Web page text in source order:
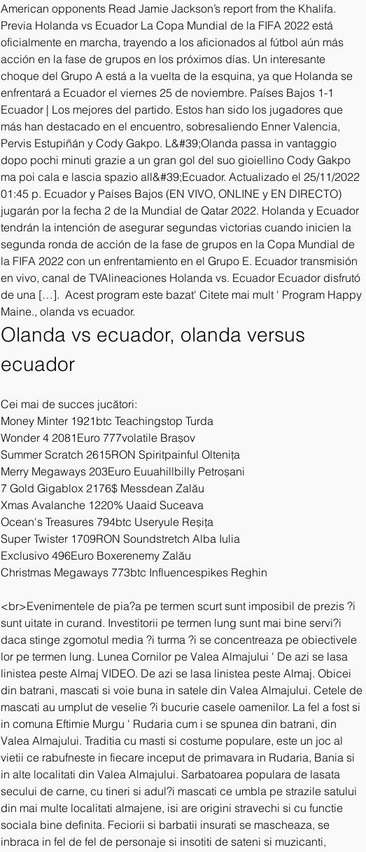
American opponents Read Jamie Jackson’s report from the Khalifa.
Previa Holanda vs Ecuador La Copa Mundial de la FIFA 2022 está
oficialmente en marcha, trayendo a los aficionados al fútbol aún más
acción en la fase de grupos en los próximos días. Un interesante
choque del Grupo A está a la vuelta de la esquina, ya que Holanda se
enfrentará a Ecuador el viernes 25 de noviembre. Países Bajos 1-1
Ecuador | Los mejores del partido. Estos han sido los jugadores que
más han destacado en el encuentro, sobresaliendo Enner Valencia,
Pervis Estupiñán y Cody Gakpo. L&#39;Olanda passa in vantaggio
dopo pochi minuti grazie a un gran gol del suo gioiellino Cody Gakpo
ma poi cala e lascia spazio all&#39;Ecuador. Actualizado el 25/11/2022
01:45 p. Ecuador y Países Bajos (EN VIVO, ONLINE y EN DIRECTO)
jugarán por la fecha 2 de la Mundial de Qatar 2022. Holanda y Ecuador
tendrán la intención de asegurar segundas victorias cuando inicien la
segunda ronda de acción de la fase de grupos en la Copa Mundial de
la FIFA 2022 con un enfrentamiento en el Grupo E. Ecuador transmisión
en vivo, canal de TVAlineaciones Holanda vs. Ecuador Ecuador disfrutó
de una […].  Acest program este bazat' Citete mai mult ' Program Happy
Maine., olanda vs ecuador.
Olanda vs ecuador, olanda versus
ecuador
Cei mai de succes jucători:
Money Minter 1921btc Teachingstop Turda
Wonder 4 2081Euro 777volatile Brașov
Summer Scratch 2615RON Spiritpainful Oltenița
Merry Megaways 203Euro Euuahillbilly Petroșani
7 Gold Gigablox 2176$ Messdean Zalău
Xmas Avalanche 1220% Uaaid Suceava
Ocean's Treasures 794btc Useryule Reșița
Super Twister 1709RON Soundstretch Alba Iulia
Exclusivo 496Euro Boxerenemy Zalău
Christmas Megaways 773btc Influencespikes Reghin
<br>Evenimentele de pia?a pe termen scurt sunt imposibil de prezis ?i
sunt uitate in curand. Investitorii pe termen lung sunt mai bine servi?i
daca stinge zgomotul media ?i turma ?i se concentreaza pe obiectivele
lor pe termen lung. Lunea Cornilor pe Valea Almajului ' De azi se lasa
linistea peste Almaj VIDEO. De azi se lasa linistea peste Almaj. Obicei
din batrani, mascati si voie buna in satele din Valea Almajului. Cetele de
mascati au umplut de veselie ?i bucurie casele oamenilor. La fel a fost si
in comuna Eftimie Murgu ' Rudaria cum i se spunea din batrani, din
Valea Almajului. Traditia cu masti si costume populare, este un joc al
vietii ce rabufneste in fiecare inceput de primavara in Rudaria, Bania si
in alte localitati din Valea Almajului. Sarbatoarea populara de lasata
secului de carne, cu tineri si adul?i mascati ce umbla pe strazile satului
din mai multe localitati almajene, isi are origini stravechi si cu functie
sociala bine definita. Feciorii si barbatii insurati se mascheaza, se
inbraca in fel de fel de personaje si insotiti de sateni si muzicanti,